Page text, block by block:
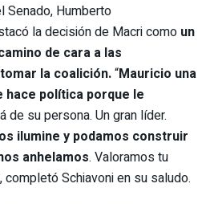
Senado, Humberto
la decisión de Macri como un
de cara a las
la coalición.“Mauricio una
política porque le
de su persona. Un gran líder.
ilumine y podamos construir
anhelamos. Valoramos tu
Schiavoni en su saludo.